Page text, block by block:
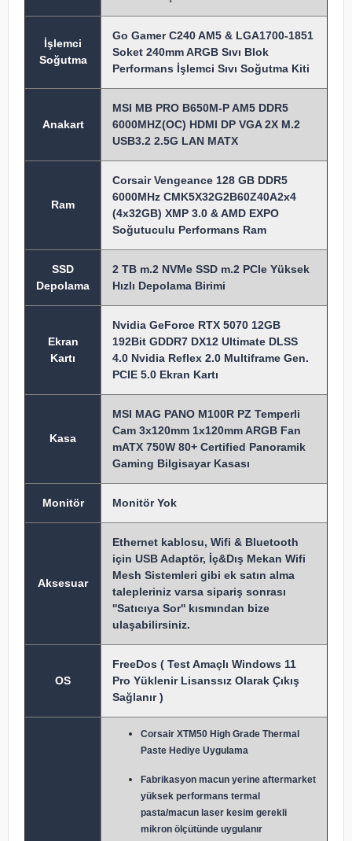
İşlemci
Soğutma
Go Gamer C240 AM5 & LGA1700-1851
Soket 240mm ARGB Sıvı Blok
Performans İşlemci Sıvı Soğutma Kiti
Anakart
MSI MB PRO B650M-P AM5 DDR5
6000MHZ(OC) HDMI DP VGA 2X M.2
USB3.2 2.5G LAN MATX
Ram
Corsair Vengeance 128 GB DDR5
6000MHz CMK5X32G2B60Z40A2x4
(4x32GB) XMP 3.0 & AMD EXPO
Soğutuculu Performans Ram
SSD
Depolama
2 TB m.2 NVMe SSD m.2 PCIe Yüksek
Hızlı Depolama Birimi
Ekran
Kartı
Nvidia GeForce RTX 5070 12GB
192Bit GDDR7 DX12 Ultimate DLSS
4.0 Nvidia Reflex 2.0 Multiframe Gen.
PCIE 5.0 Ekran Kartı
Kasa
MSI MAG PANO M100R PZ Temperli
Cam 3x120mm 1x120mm ARGB Fan
mATX 750W 80+ Certified Panoramik
Gaming Bilgisayar Kasası
Monitör Monitör Yok
Aksesuar
Ethernet kablosu, Wifi & Bluetooth
için USB Adaptör, İç&Dış Mekan Wifi
Mesh Sistemleri gibi ek satın alma
talepleriniz varsa sipariş sonrası
''Satıcıya Sor'' kısmından bize
ulaşabilirsiniz.
OS
FreeDos ( Test Amaçlı Windows 11
Pro Yüklenir Lisanssız Olarak Çıkış
Sağlanır )
Corsair XTM50 High Grade Thermal
Paste Hediye Uygulama
Fabrikasyon macun yerine aftermarket
yüksek performans termal
pasta/macun laser kesim gerekli
mikron ölçütünde uygulanır